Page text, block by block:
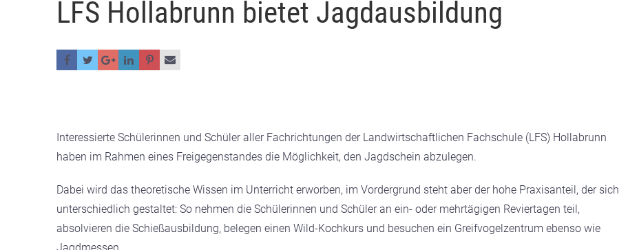
LFS Hollabrunn bietet Jagdausbildung
Interessierte Schülerinnen und Schüler aller Fachrichtungen der Landwirtschaftlichen Fachschule (LFS) Hollabrunn
haben im Rahmen eines Freigegenstandes die Möglichkeit, den Jagdschein abzulegen.
Dabei wird das theoretische Wissen im Unterricht erworben, im Vordergrund steht aber der hohe Praxisanteil, der sich
unterschiedlich gestaltet: So nehmen die Schülerinnen und Schüler an ein- oder mehrtägigen Reviertagen teil,
absolvieren die Schießausbildung, belegen einen Wild-Kochkurs und besuchen ein Greifvogelzentrum ebenso wie